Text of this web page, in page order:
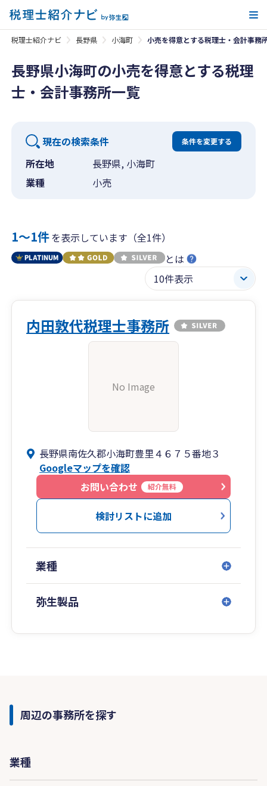
税理士紹介ナビ 長野県 小海町 小売を得意とする税理士・会計事務
長野県小海町の小売を得意とする税理
士・会計事務所一覧
現在の検索条件 条件を変更する
所在地
長野県, 小海町
業種
小売
1〜1件を表示しています（全1件）
とは
内田敦代税理士事務所
No Image
長野県南佐久郡小海町豊里４６７５番地３
Googleマップを確認
お問い合わせ
紹介無料
検討リストに追加
業種
弥生製品
周辺の事務所を探す
業種